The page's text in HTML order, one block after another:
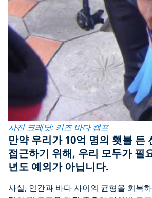
사진 크레딧: 키즈 바다 캠프
만약 우리가 10억 명의 횃불 든
접근하기 위해, 우리 모두가 필
년도 예외가 아닙니다.
사실, 인간과 바다 사이의 균형을 회복